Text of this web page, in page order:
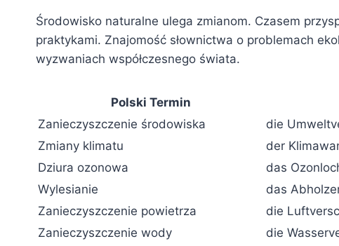
Środowisko naturalne ulega zmianom. Czasem
praktykami. Znajomość słownictwa o problemach
wyzwaniach współczesnego świata.
Polski Termin
Zanieczyszczenie środowiska
die
Zmiany klimatu
der
Dziura ozonowa
das
Wylesianie
das
Zanieczyszczenie powietrza
die
Zanieczyszczenie wody
die